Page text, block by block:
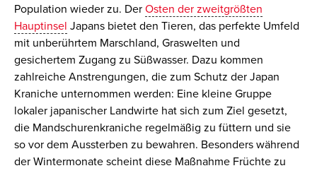
Population wieder zu. Der Osten der zweitgrößten
Hauptinsel Japans bietet den Tieren, das perfekte Umfeld
mit unberührtem Marschland, Graswelten und
gesichertem Zugang zu Süßwasser. Dazu kommen
zahlreiche Anstrengungen, die zum Schutz der Japan
Kraniche unternommen werden: Eine kleine Gruppe
lokaler japanischer Landwirte hat sich zum Ziel gesetzt,
die Mandschurenkraniche regelmäßig zu füttern und sie
so vor dem Aussterben zu bewahren. Besonders während
der Wintermonate scheint diese Maßnahme Früchte zu